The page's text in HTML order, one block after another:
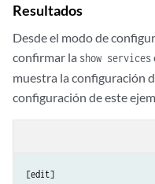
Resultados
Desde el modo de
confirmar la show services
muestra la configuración
configuración de este
[edit]